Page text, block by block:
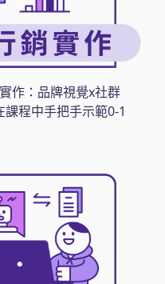
作：品牌視覺x社群
程中手把手示範0-1